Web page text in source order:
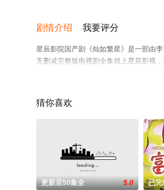
剧情介绍 我要评分
星辰影院国产剧《灿如繁星》是一部由
无删减完整版电视剧全集就上星辰影视
猜你喜欢
更新至50集全 5.0 已完